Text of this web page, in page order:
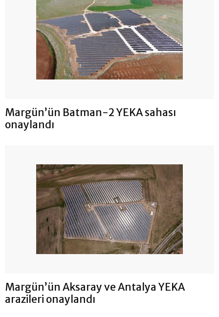
Margün’ün Batman-2 YEKA sahası
onaylandı
Margün’ün Aksaray ve Antalya YEKA
arazileri onaylandı